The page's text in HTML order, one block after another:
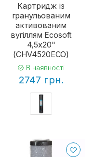
Картридж із
гранульованим
активованим
вугіллям Ecosoft
4,5х20"
(CHV4520ECO)
В наявності
2747 грн.